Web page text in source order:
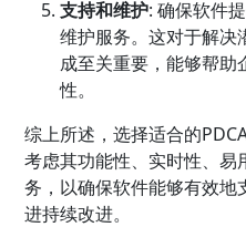
支持和维护: 确保软件
维护服务。这对于解决
成至关重要，能够帮助
性。
综上所述，选择适合的
考虑其功能性、实时性、易
务，以确保软件能够有效地
进持续改进。